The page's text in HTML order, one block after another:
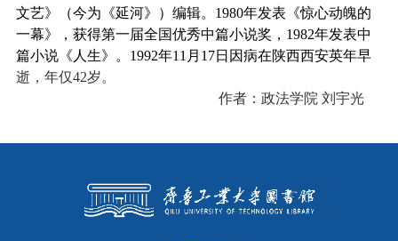
文艺》（今为《延河》）编辑。 1980年发表《惊心动魄的
一幕》，获得第一届全国优秀中篇小说奖， 1982年发表中
篇小说《 人生》。 1992年11 月 17日因病在陕西西安英年早
逝，年仅42岁。
作者：政法学院 刘宇光